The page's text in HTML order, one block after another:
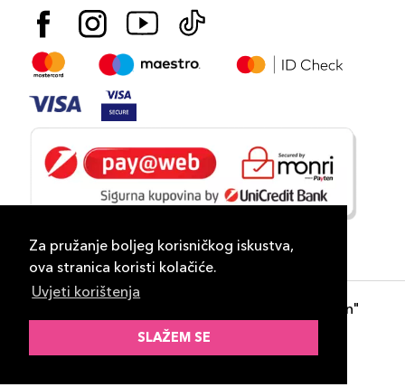
Za pružanje boljeg korisničkog iskustva,
ova stranica koristi kolačiće.
Uvjeti korištenja
SLAŽEM SE
- "DP Lux Distribution"
d.o.o. Banja Luka
ID-S Consulting d.o.o. Sarajevo